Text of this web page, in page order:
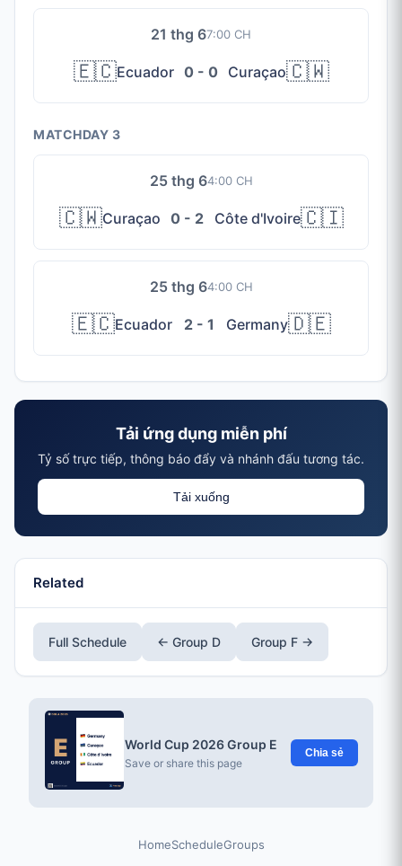
21 thg 67:00 CH
🇪🇨Ecuador 0 - 0 Curaçao🇨🇼
MATCHDAY 3
25 thg 64:00 CH
🇨🇼Curaçao 0 - 2 Côte d'Ivoire🇨🇮
25 thg 64:00 CH
🇪🇨Ecuador 2 - 1 Germany🇩🇪
Tải ứng dụng miễn phí
Tỷ số trực tiếp, thông báo đẩy và nhánh đấu tương tác.
Tải xuống
Related
Full Schedule ← Group D Group F →
World Cup 2026 Group E
Save or share this page
Chia sẻ
HomeScheduleGroups